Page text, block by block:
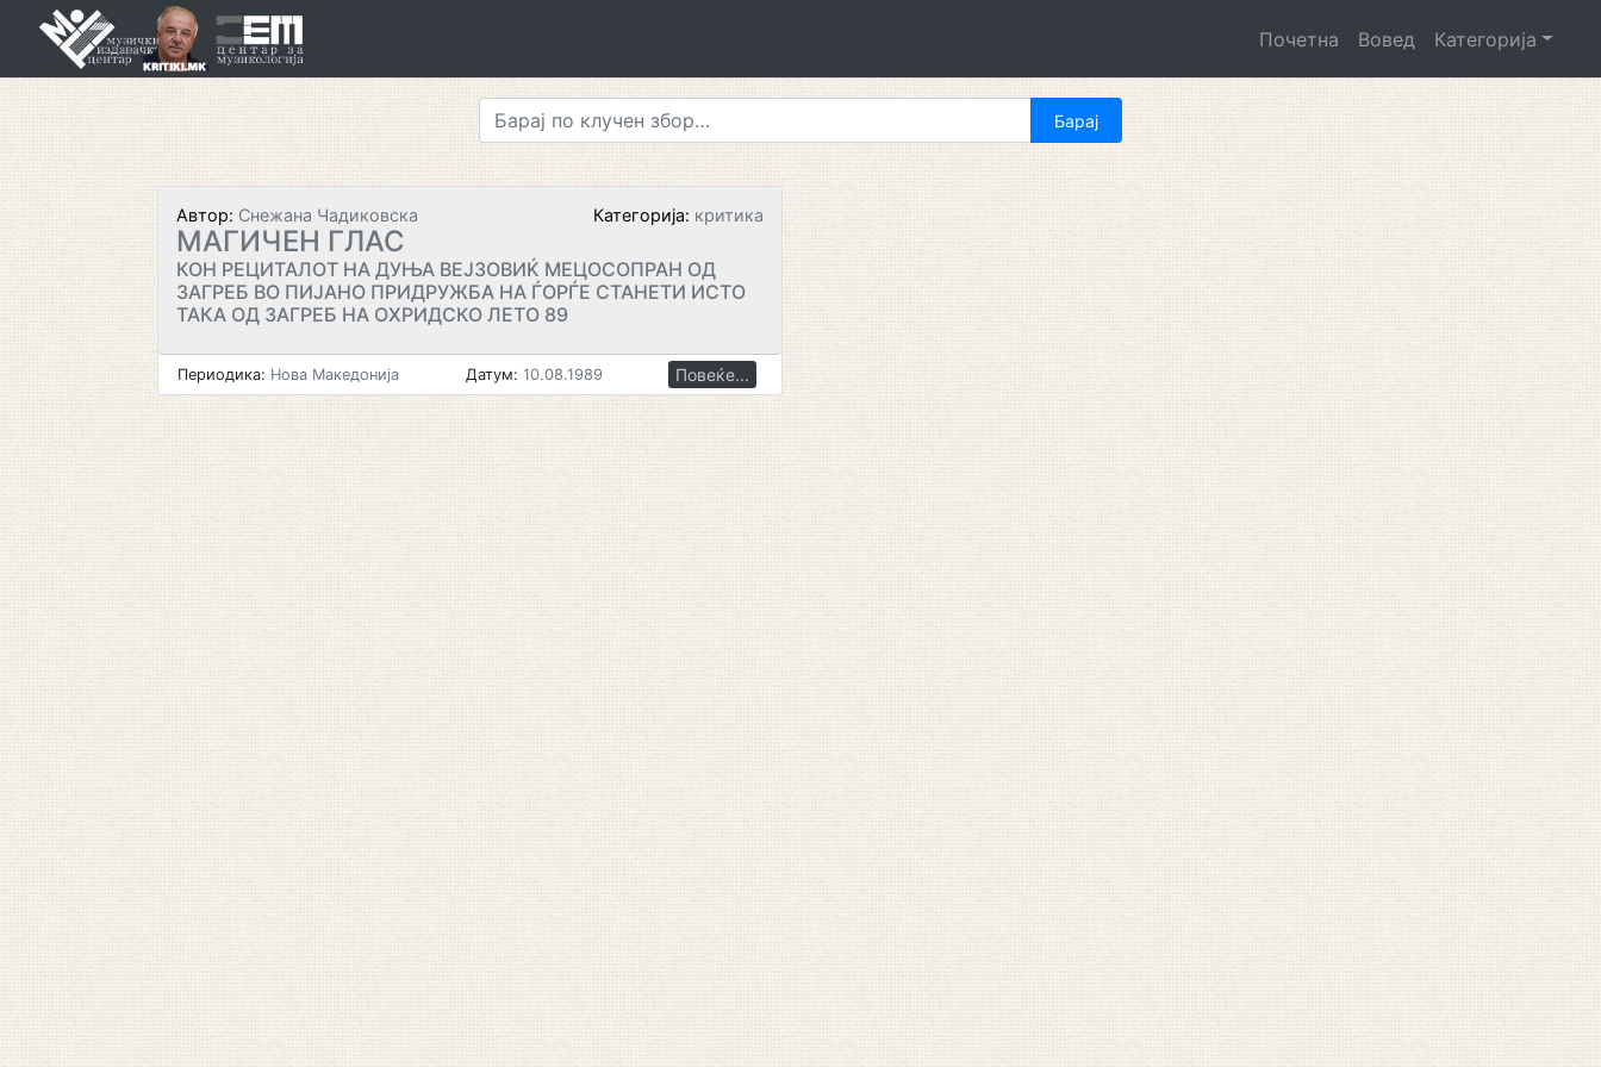
Почетна Вовед Категорија
Автор: Снежана Чадиковска Категорија: критика
МАГИЧЕН ГЛАС
КОН РЕЦИТАЛОТ НА ДУЊА ВЕЈЗОВИЌ МЕЦОСОПРАН ОД
ЗАГРЕБ ВО ПИЈАНО ПРИДРУЖБА НА ЃОРЃЕ СТАНЕТИ ИСТО
ТАКА ОД ЗАГРЕБ НА ОХРИДСКО ЛЕТО 89
Периодика: Нова Македонија Датум: 10.08.1989 Повеќе...